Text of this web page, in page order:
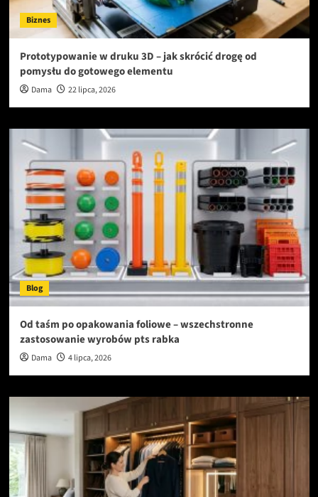
Biznes
Prototypowanie w druku 3D – jak skrócić drogę od
pomysłu do gotowego elementu
Dama 22 lipca, 2026
Blog
Od taśm po opakowania foliowe – wszechstronne
zastosowanie wyrobów pts rabka
Dama 4 lipca, 2026